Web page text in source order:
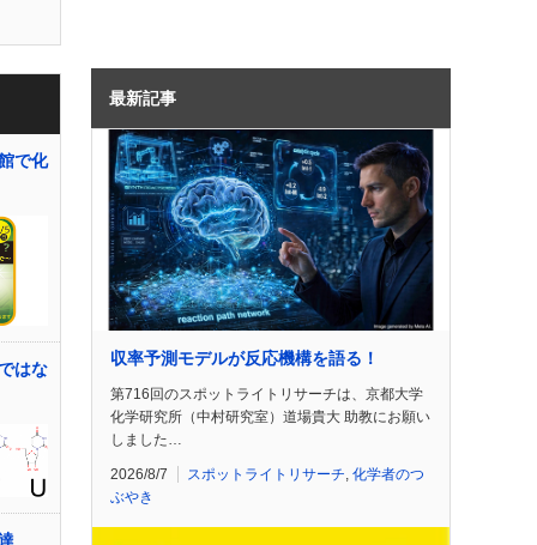
で化
はな
最新記事
収率予測モデルが反応機構を語る！
第716回のスポットライトリサーチは、京都大学
化学研究所（中村研究室）道場貴大 助教にお願い
しました…
2026/8/7 スポットライトリサーチ 化学者のつ
ぶやき